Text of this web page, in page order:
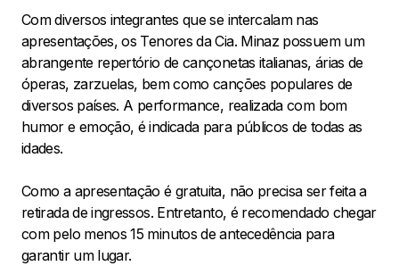
Com diversos integrantes que se intercalam nas
apresentações, os Tenores da Cia. Minaz possuem um
abrangente repertório de cançonetas italianas, árias de
óperas, zarzuelas, bem como canções populares de
diversos países. A performance, realizada com bom
humor e emoção, é indicada para públicos de todas as
idades.
Como a apresentação é gratuita, não precisa ser feita a
retirada de ingressos. Entretanto, é recomendado chegar
com pelo menos 15 minutos de antecedência para
garantir um lugar.